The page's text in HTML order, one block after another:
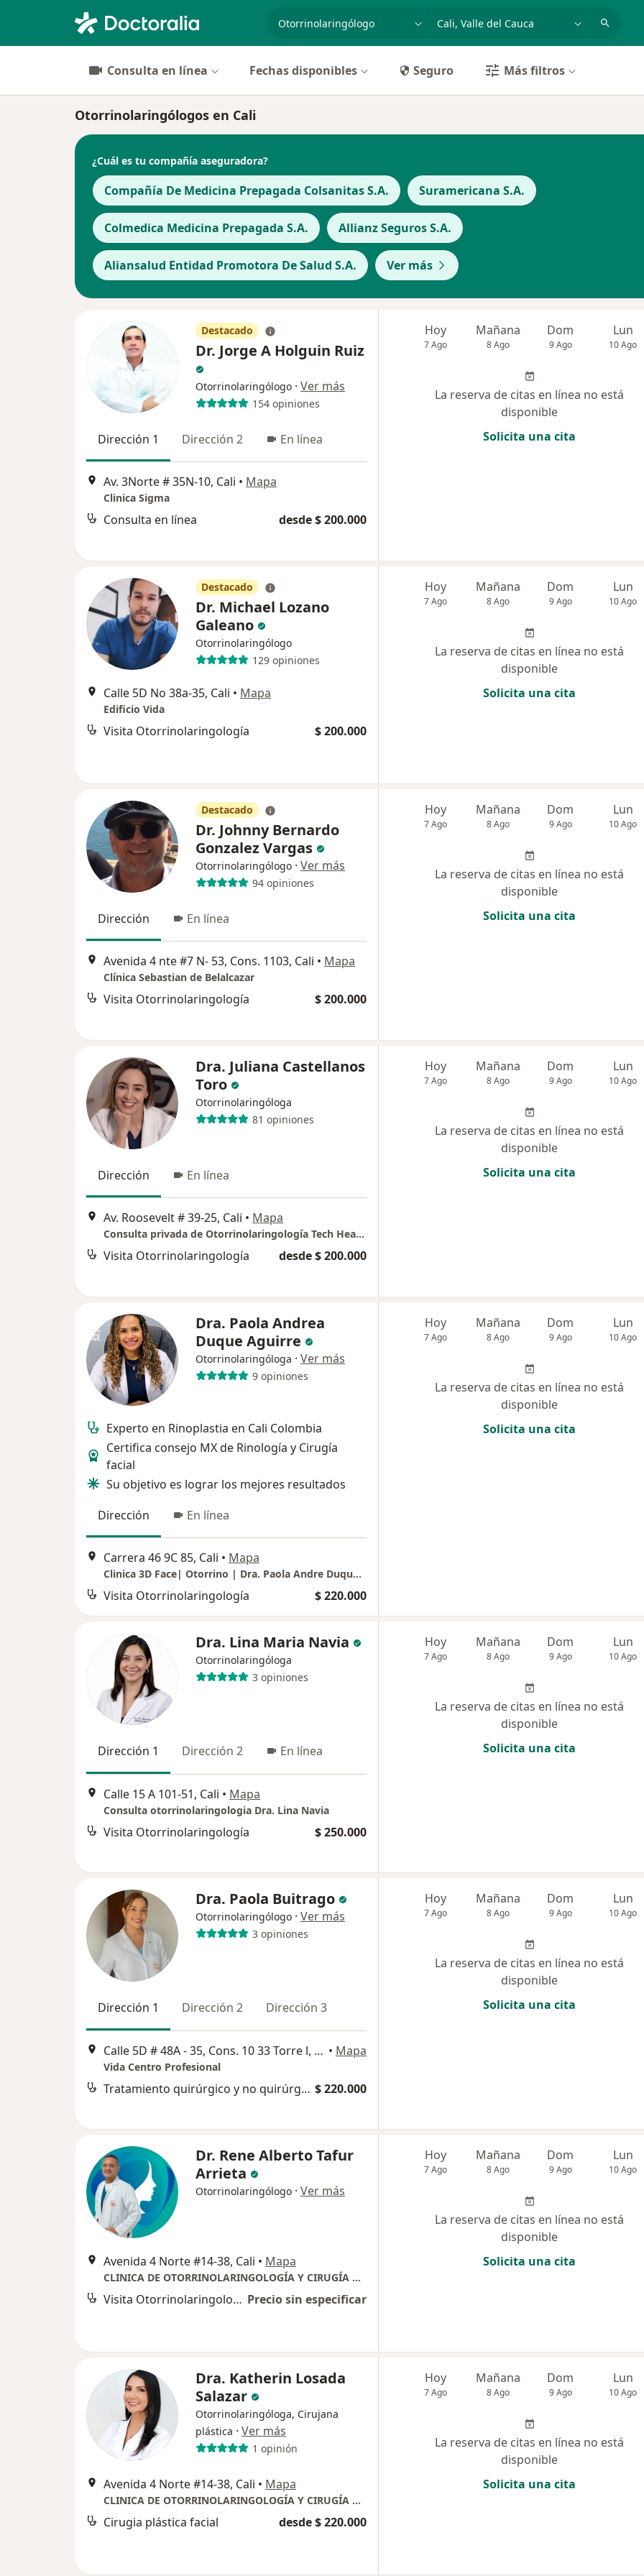
especialidad, enfermedad o nombre
Consulta en línea Fechas disponibles Seguro Más filtros
Otorrinolaringólogos en Cali
¿Cuál es tu compañía aseguradora?
Compañía De Medicina Prepagada Colsanitas S.A. Suramericana S.A.
Colmedica Medicina Prepagada S.A. Allianz Seguros S.A.
Aliansalud Entidad Promotora De Salud S.A. Ver más
Destacado
Dr. Jorge A Holguin Ruiz
Otorrinolaringólogo · Ver más
154 opiniones
Dirección 1 Dirección 2 En línea
Av. 3Norte # 35N-10, Cali • Mapa
Clinica Sigma
Consulta en línea desde $ 200.000
Hoy
7 Ago
Mañana
8 Ago
Dom
9 Ago
Lun
10 Ago
La reserva de citas en línea no está
disponible
Solicita una cita
Destacado
Dr. Michael Lozano
Galeano
Otorrinolaringólogo
129 opiniones
Calle 5D No 38a-35, Cali • Mapa
Edificio Vida
Visita Otorrinolaringología $ 200.000
Hoy
7 Ago
Mañana
8 Ago
Dom
9 Ago
Lun
10 Ago
La reserva de citas en línea no está
disponible
Solicita una cita
Destacado
Dr. Johnny Bernardo
Gonzalez Vargas
Otorrinolaringólogo · Ver más
94 opiniones
Dirección En línea
Avenida 4 nte #7 N- 53, Cons. 1103, Cali • Mapa
Clínica Sebastian de Belalcazar
Visita Otorrinolaringología $ 200.000
Hoy
7 Ago
Mañana
8 Ago
Dom
9 Ago
Lun
10 Ago
La reserva de citas en línea no está
disponible
Solicita una cita
Dra. Juliana Castellanos
Toro
Otorrinolaringóloga
81 opiniones
Dirección En línea
Av. Roosevelt # 39-25, Cali • Mapa
Consulta privada de Otorrinolaringología Tech Health Foundation
Visita Otorrinolaringología desde $ 200.000
Hoy
7 Ago
Mañana
8 Ago
Dom
9 Ago
Lun
10 Ago
La reserva de citas en línea no está
disponible
Solicita una cita
Dra. Paola Andrea
Duque Aguirre
Otorrinolaringóloga · Ver más
9 opiniones
Experto en Rinoplastia en Cali Colombia
Certifica consejo MX de Rinología y Cirugía
facial
Su objetivo es lograr los mejores resultados
Dirección
En línea
Carrera 46 9C 85, Cali • Mapa
Clinica 3D Face| Otorrino | Dra. Paola Andre Duque Aguirre
Visita Otorrinolaringología $ 220.000
Hoy
7 Ago
Mañana
8 Ago
Dom
9 Ago
Lun
10 Ago
La reserva de citas en línea no está
disponible
Solicita una cita
Dra. Lina Maria Navia
Otorrinolaringóloga
3 opiniones
Dirección 1 Dirección 2 En línea
Calle 15 A 101-51, Cali • Mapa
Consulta otorrinolaringologia Dra. Lina Navia
Visita Otorrinolaringología $ 250.000
Hoy
7 Ago
Mañana
8 Ago
Dom
9 Ago
Lun
10 Ago
La reserva de citas en línea no está
disponible
Solicita una cita
Dra. Paola Buitrago
Otorrinolaringólogo · Ver más
3 opiniones
Dirección 1 Dirección 2 Dirección 3
Calle 5D # 48A - 35, Cons. 10 33 Torre l, Cali • Mapa
Vida Centro Profesional
Tratamiento quirúrgico y no quirúrgico de la apnea del sueño $ 220.000
Hoy
7 Ago
Mañana
8 Ago
Dom
9 Ago
Lun
10 Ago
La reserva de citas en línea no está
disponible
Solicita una cita
Dr. Rene Alberto Tafur
Arrieta
Otorrinolaringólogo · Ver más
Avenida 4 Norte #14-38, Cali • Mapa
CLINICA DE OTORRINOLARINGOLOGÍA Y CIRUGÍA PLÁSTICA
Visita Otorrinolaringología Precio sin especificar
Hoy
7 Ago
Mañana
8 Ago
Dom
9 Ago
Lun
10 Ago
La reserva de citas en línea no está
disponible
Solicita una cita
Dra. Katherin Losada
Salazar
Otorrinolaringóloga, Cirujana
plástica · Ver más
1 opinión
Avenida 4 Norte #14-38, Cali • Mapa
CLINICA DE OTORRINOLARINGOLOGÍA Y CIRUGÍA PLÁSTICA
Cirugia plástica facial desde $ 220.000
Hoy
7 Ago
Mañana
8 Ago
Dom
9 Ago
Lun
10 Ago
La reserva de citas en línea no está
disponible
Solicita una cita